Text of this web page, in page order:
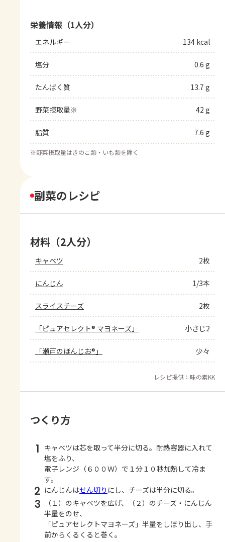
栄養情報（1人分）
エネルギー 134 kcal
塩分 0.6 g
たんぱく質 13.7 g
野菜摂取量※ 42 g
脂質 7.6 g
※野菜摂取量はきのこ類・いも類を除く
副菜のレシピ
材料（2人分）
キャベツ 2枚
にんじん 1/3本
スライスチーズ 2枚
「ピュアセレクト® マヨネーズ」 小さじ2
「瀬戸のほんじお®」 少々
レシピ提供：味の素KK
つくり方
1 キャベツは芯を取って半分に切る。耐熱容器に入れて
塩をふり、
電子レンジ（６００Ｗ）で１分１０秒加熱して冷ま
す。
2 にんじんはせん切り にし、チーズは半分に切る。
3
（１）のキャベツを広げ、（２）のチーズ・にんじん
半量をのせ、
「ピュアセレクトマヨネーズ」半量をしぼり出し、手
前からくるくると巻く。